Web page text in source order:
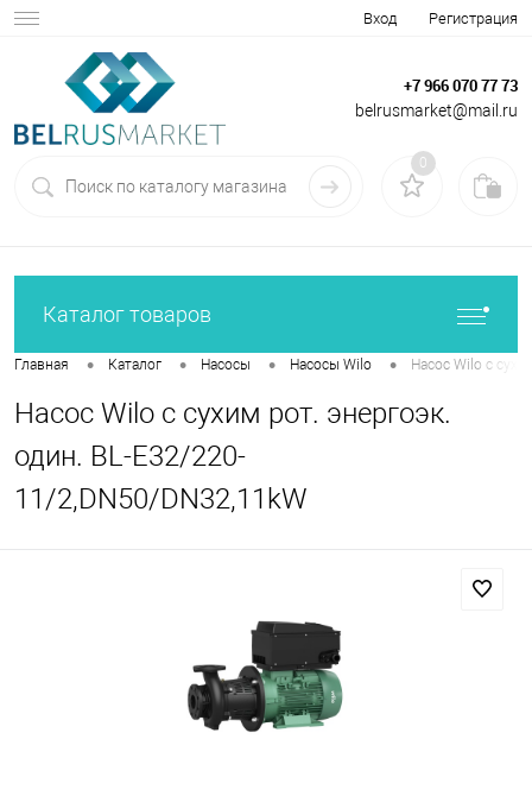
Вход Регистрация
+7 966 070 77 73
belrusmarket@mail.ru
0
Каталог товаров
Главная • Каталог • Насосы • Насосы Wilo • Насос Wilo с
Насос Wilo с сухим рот. энергоэк.
один. BL-E32/220-
11/2,DN50/DN32,11kW